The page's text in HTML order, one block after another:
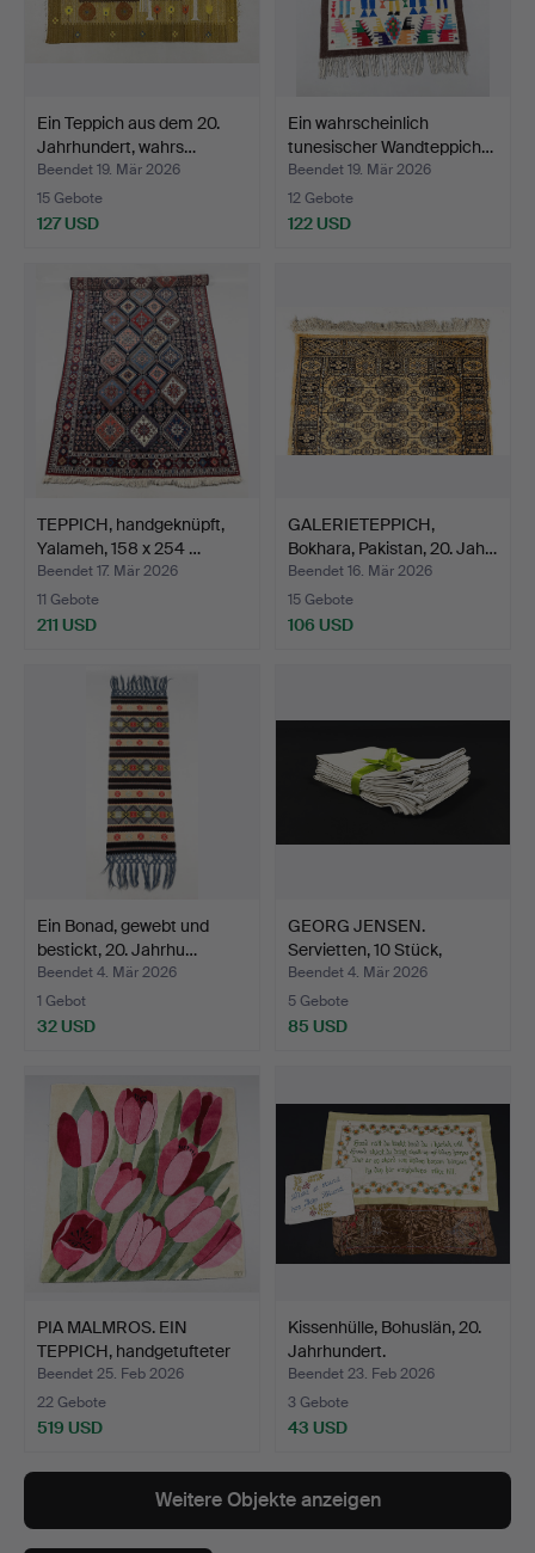
Ein Teppich aus dem 20.
Jahrhundert, wahrs…
Beendet 19. Mär 2026
15 Gebote
127 USD
Ein wahrscheinlich
tunesischer Wandteppich…
Beendet 19. Mär 2026
12 Gebote
122 USD
TEPPICH, handgeknüpft,
Yalameh, 158 x 254 …
Beendet 17. Mär 2026
11 Gebote
211 USD
GALERIETEPPICH,
Bokhara, Pakistan, 20. Jah…
Beendet 16. Mär 2026
15 Gebote
106 USD
Ein Bonad, gewebt und
bestickt, 20. Jahrhu…
Beendet 4. Mär 2026
1 Gebot
32 USD
GEORG JENSEN.
Servietten, 10 Stück,
Baumwo…
Beendet 4. Mär 2026
5 Gebote
85 USD
PIA MALMROS. EIN
TEPPICH, handgetufteter
W…
Beendet 25. Feb 2026
22 Gebote
519 USD
Kissenhülle, Bohuslän, 20.
Jahrhundert.
Beendet 23. Feb 2026
3 Gebote
43 USD
Weitere Objekte anzeigen